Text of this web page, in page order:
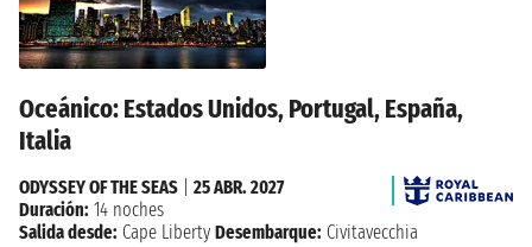
Oceánico: Estados Unidos, Portugal, España,
Italia
ODYSSEY OF THE SEAS
25 ABR. 2027
Duración: 14 noches
Salida desde: Cape Liberty Desembarque: Civitavecchia